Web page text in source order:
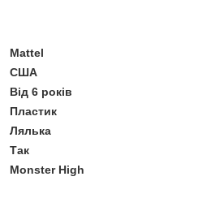
Mattel
США
Від 6 років
Пластик
Лялька
Так
Monster High